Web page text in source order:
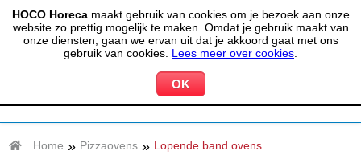
HOCO Horecamaakt gebruik van cookies om je bezoek aan onze
website zo prettig mogelijk te maken. Omdat je gebruik maakt van
onze diensten, gaan we ervan uit dat je akkoord gaat met ons
gebruik van cookies. Lees meer over cookies
(020) 497 6325 info@hocohoreca.nl
MIJN ACCOUNT 0 WINKELWAGEN
Home » Pizzaovens » Lopende band ovens